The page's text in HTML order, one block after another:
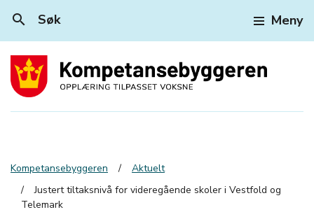
search Søk Meny
Kompetansebyggeren
Aktuelt
Justert tiltaksnivå for videregående skoler i Vestfold og
Telemark